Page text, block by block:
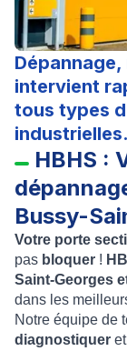
intervient
tous types
industrielles.
HBHS :
Bussy-
Votre porte
pas bloquer !
Saint-Georges
dans les
Notre équipe de
diagnostiquer et